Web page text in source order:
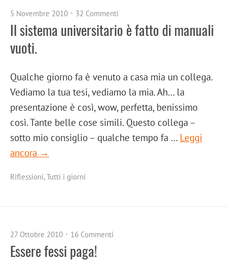
5 Novembre 2010 32 Commenti
Il sistema universitario è fatto di manuali
vuoti.
Qualche giorno fa è venuto a casa mia un collega.
Vediamo la tua tesi, vediamo la mia. Ah… la
presentazione è così, wow, perfetta, benissimo
così. Tante belle cose simili. Questo collega –
sotto mio consiglio – qualche tempo fa … Leggi
ancora →
Riflessioni,Tutti i giorni
27 Ottobre 2010 16 Commenti
Essere fessi paga!